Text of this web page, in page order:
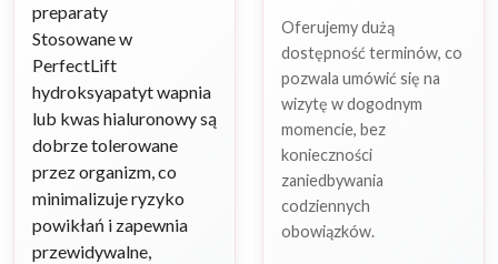
preparaty
Stosowane w
PerfectLift
hydroksyapatyt wapnia
lub kwas hialuronowy są
dobrze tolerowane
przez organizm, co
minimalizuje ryzyko
powikłań i zapewnia
przewidywalne,
Oferujemy dużą
dostępność terminów, co
pozwala umówić się na
wizytę w dogodnym
momencie, bez
konieczności
zaniedbywania
codziennych
obowiązków.